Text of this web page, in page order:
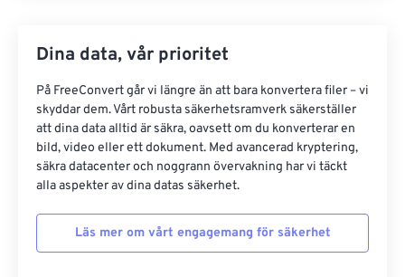
Dina data, vår prioritet
På FreeConvert går vi längre än att bara konvertera filer – vi
skyddar dem. Vårt robusta säkerhetsramverk säkerställer
att dina data alltid är säkra, oavsett om du konverterar en
bild, video eller ett dokument. Med avancerad kryptering,
säkra datacenter och noggrann övervakning har vi täckt
alla aspekter av dina datas säkerhet.
Läs mer om vårt engagemang för säkerhet